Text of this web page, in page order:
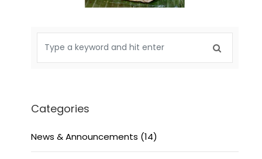
Categories
News & Announcements (14)